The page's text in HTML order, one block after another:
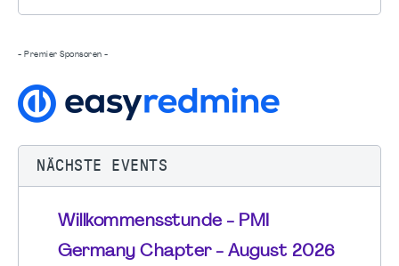
- Premier Sponsoren -
NÄCHSTE EVENTS
Willkommensstunde - PMI
Germany Chapter - August 2026